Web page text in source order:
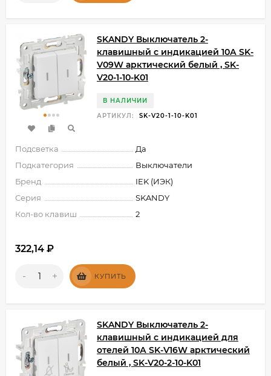
SKANDY Выключатель 2-
клавишный с индикацией 10А SK-
V09W арктический белый , SK-
V20-1-10-K01
В НАЛИЧИИ
АРТИКУЛ:
SK-V20-1-10-K01
Подсветка
Да
Подкатегория
Выключатели
Бренд
IEK (ИЭК)
Серия
SKANDY
Кол-во клавиш
2
322,14 ₽
- + КУПИТЬ
SKANDY Выключатель 2-
клавишный с индикацией для
отелей 10А SK-V16W арктический
белый , SK-V20-2-10-K01